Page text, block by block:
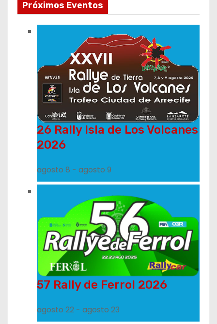
Próximos Eventos
26 Rally Isla de Los Volcanes
2026
agosto 8 - agosto 9
57 Rally de Ferrol 2026
agosto 22 - agosto 23